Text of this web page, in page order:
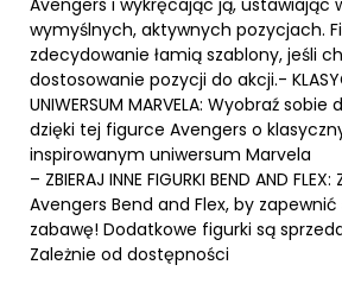
wymyślnych, aktywnych pozycjach.
zdecydowanie łamią szablony, jeśli
dostosowanie pozycji do akcji.-
UNIWERSUM MARVELA: Wyobraź
dzięki tej figurce Avengers o
inspirowanym uniwersum Marvela
– ZBIERAJ INNE FIGURKI BEND AND
Avengers Bend and Flex, by
zabawę! Dodatkowe figurki są
Zależnie od dostępności